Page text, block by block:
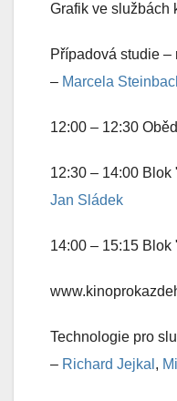
Grafik ve službách
Případová studie
– Marcela
12:00 – 12:30
12:30 – 14:00
Jan Sládek
14:00 – 15:15
Technologie pro
– Richard Jejkal ,